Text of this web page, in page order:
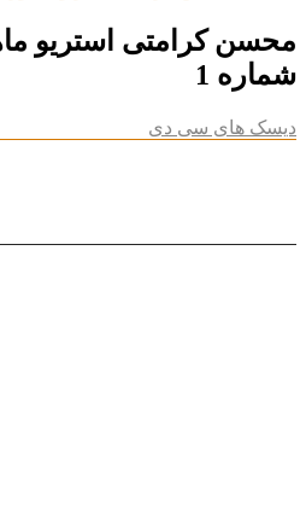
محسن کرامتی استریو
شماره 1
دیسک های سی دی